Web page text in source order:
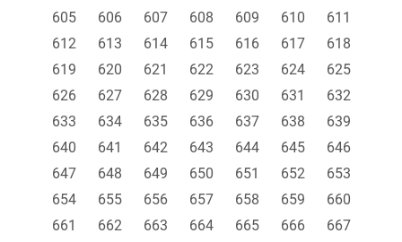
605
606 607 608 609 610
611
612
613 614 615 616 617
618
619
620 621 622 623 624
625
626
627 628 629 630 631
632
633
634 635 636 637 638
639
640
641 642 643 644 645
646
647
648 649 650 651 652
653
654
655 656 657 658 659
660
661
662 663 664 665 666
667